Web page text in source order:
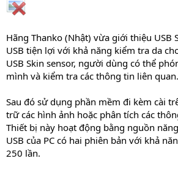
Hãng Thanko (Nhật) vừa giới thiệu USB
USB tiện lợi với khả năng kiểm tra da
USB Skin sensor, người dùng có thể
mình và kiểm tra các thông tin liên quan.
Sau đó sử dụng phần mềm đi kèm cài
trữ các hình ảnh hoặc phân tích các
Thiết bị này hoạt động bằng nguồn
USB của PC có hai phiên bản với khả
250 lần.